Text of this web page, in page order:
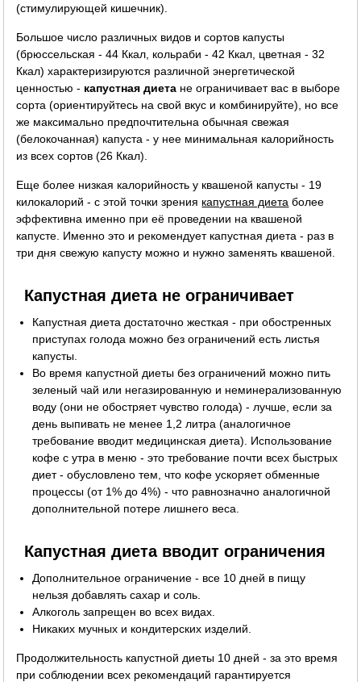
(стимулирующей кишечник).
Большое число различных видов и сортов капусты
(брюссельская - 44 Ккал, кольраби - 42 Ккал, цветная - 32
Ккал) характеризируются различной энергетической
ценностью - капустная диета не ограничивает вас в выборе
сорта (ориентируйтесь на свой вкус и комбинируйте), но все
же максимально предпочтительна обычная свежая
(белокочанная) капуста - у нее минимальная калорийность
из всех сортов (26 Ккал).
Еще более низкая калорийность у квашеной капусты - 19
килокалорий - с этой точки зрения капустная диета более
эффективна именно при её проведении на квашеной
капусте. Именно это и рекомендует капустная диета - раз в
три дня свежую капусту можно и нужно заменять квашеной.
Капустная диета не ограничивает
Капустная диета достаточно жесткая - при обостренных
приступах голода можно без ограничений есть листья
капусты.
Во время капустной диеты без ограничений можно пить
зеленый чай или негазированную и неминерализованную
воду (они не обостряет чувство голода) - лучше, если за
день выпивать не менее 1,2 литра (аналогичное
требование вводит медицинская диета). Использование
кофе с утра в меню - это требование почти всех быстрых
диет - обусловлено тем, что кофе ускоряет обменные
процессы (от 1% до 4%) - что равнозначно аналогичной
дополнительной потере лишнего веса.
Капустная диета вводит ограничения
Дополнительное ограничение - все 10 дней в пищу
нельзя добавлять сахар и соль.
Алкоголь запрещен во всех видах.
Никаких мучных и кондитерских изделий.
Продолжительность капустной диеты 10 дней - за это время
при соблюдении всех рекомендаций гарантируется